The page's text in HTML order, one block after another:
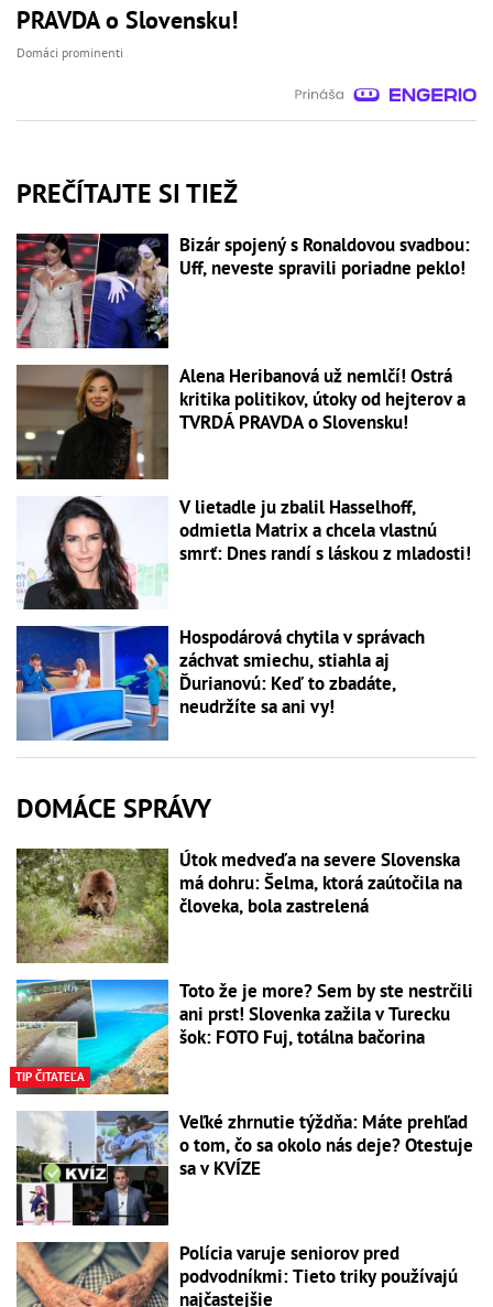
PRAVDA o Slovensku!
Domáci prominenti
PREČÍTAJTE SI TIEŽ
Bizár spojený s Ronaldovou svadbou:
Uff, neveste spravili poriadne peklo!
Alena Heribanová už nemlčí! Ostrá
kritika politikov, útoky od hejterov a
TVRDÁ PRAVDA o Slovensku!
V lietadle ju zbalil Hasselhoff,
odmietla Matrix a chcela vlastnú
smrť: Dnes randí s láskou z mladosti!
Hospodárová chytila v správach
záchvat smiechu, stiahla aj
Ďurianovú: Keď to zbadáte,
neudržíte sa ani vy!
DOMÁCE SPRÁVY
Útok medveďa na severe Slovenska
má dohru: Šelma, ktorá zaútočila na
človeka, bola zastrelená
TIP ČITATEĽA
Toto že je more? Sem by ste nestrčili
ani prst! Slovenka zažila v Turecku
šok: FOTO Fuj, totálna bačorina
Veľké zhrnutie týždňa: Máte prehľad
o tom, čo sa okolo nás deje? Otestuje
sa v KVÍZE
Polícia varuje seniorov pred
podvodníkmi: Tieto triky používajú
najčastejšie